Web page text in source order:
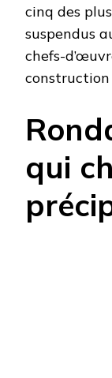
cinq des
suspendus
chefs-
qui